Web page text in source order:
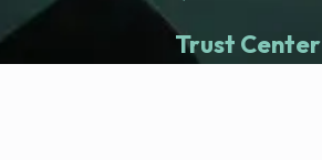
Trust Center